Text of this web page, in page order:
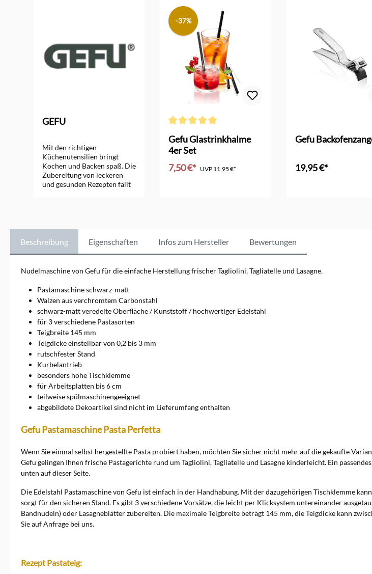
GEFU
Mit den richtigen
Küchenutensilien bringt
Kochen und Backen spaß. Die
Zubereitung von leckeren
und gesunden Rezepten fällt
eine der besten deutschen
Marken, wenn es um
hochwertige
Küchenutensilien geht. Seit
den 50er Jahren entwickelt
GEFU mit Herzblut deutsche
Kochen und Backen. Selber
Kochen und dabei auf
hochverarbeitete
Lebensmittel weitestgehend
zu verzichten wird wieder
zum Trend. Für eine gesunde
Ernährung wird die
Zubereitung zu Hause immer
wichtiger. Mit den richtigen
Küchenutensilien von GEFU
kann nicht nur das erreicht
werden. Es sind auch
Geschmackserlebnisse
möglich, die denen in guten
jeder kennt die Passiermühle
Unternehmen bekannt
gemacht hat. In den letzten 20
Jahren hat sich GEFU
national und international als
um gute und gesunde
Ernährung etabliert. Zu den
beliebtesten Produkten
gehören Spiralschneider,
Hamburgerpressen und viele
weitere hochwertige
-37%
Gefu Glastrinkhalme
4er Set
7,50 €* UVP 11,95 €*
Gefu
19,95 €*
Beschreibung Eigenschaften Infos zum Hersteller Bewertungen
Nudelmaschine von Gefu für die einfache Herstellung frischer Tagliolini, Tagliatelle und Lasagne.
Pastamaschine schwarz-matt
Walzen aus verchromtem Carbonstahl
schwarz-matt veredelte Oberfläche / Kunststoff / hochwertiger Edelstahl
für 3 verschiedene Pastasorten
Teigbreite 145 mm
Teigdicke einstellbar von 0,2 bis 3 mm
rutschfester Stand
Kurbelantrieb
besonders hohe Tischklemme
für Arbeitsplatten bis 6 cm
teilweise spülmaschinengeeignet
abgebildete Dekoartikel sind nicht im Lieferumfang enthalten
Gefu Pastamaschine Pasta Perfetta
Wenn Sie einmal selbst hergestellte Pasta probiert haben, möchten Sie sicher nicht mehr auf die gekaufte
Gefu gelingen Ihnen frische Pastagerichte rund um Tagliolini, Tagliatelle und Lasagne kinderleicht. Ein
unten auf dieser Seite.
Die Edelstahl Pastamaschine von Gefu ist einfach in der Handhabung. Mit der dazugehörigen Tischklemme
sorgt für den sicheren Stand. Es gibt 3 verschiedene Vorsätze, die leicht per Klicksystem untereinander
Bandnudeln) oder Lasagneblätter zubereiten. Die maximale Teigbreite beträgt 145 mm, die Teigdicke kann
Sie auf Anfrage bei uns.
Rezept Pastateig: